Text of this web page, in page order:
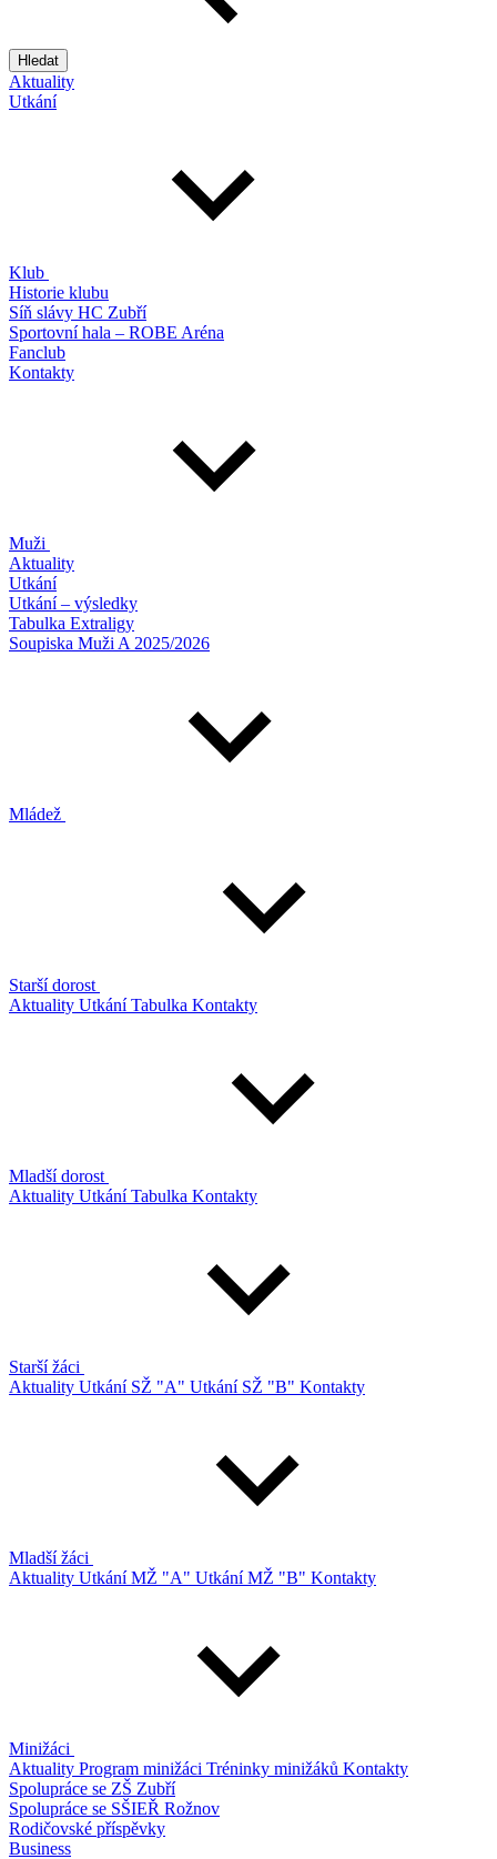
Hledat
Aktuality
Utkání
Klub
Historie klubu
Síň slávy HC Zubří
Sportovní hala – ROBE Aréna
Fanclub
Kontakty
Muži
Aktuality
Utkání
Utkání – výsledky
Tabulka Extraligy
Soupiska Muži A 2025/2026
Mládež
Starší dorost
Aktuality UtkáníTabulka Kontakty
Mladší dorost
Aktuality UtkáníTabulka Kontakty
Starší žáci
Aktuality Utkání SŽ "A" Utkání SŽ "B" Kontakty
Mladší žáci
Aktuality Utkání MŽ "A" Utkání MŽ "B" Kontakty
Minižáci
Aktuality Program minižáci Tréninky minižáků Kontakty
Spolupráce se ZŠ Zubří
Spolupráce se SŠIEŘ Rožnov
Rodičovské příspěvky
Business